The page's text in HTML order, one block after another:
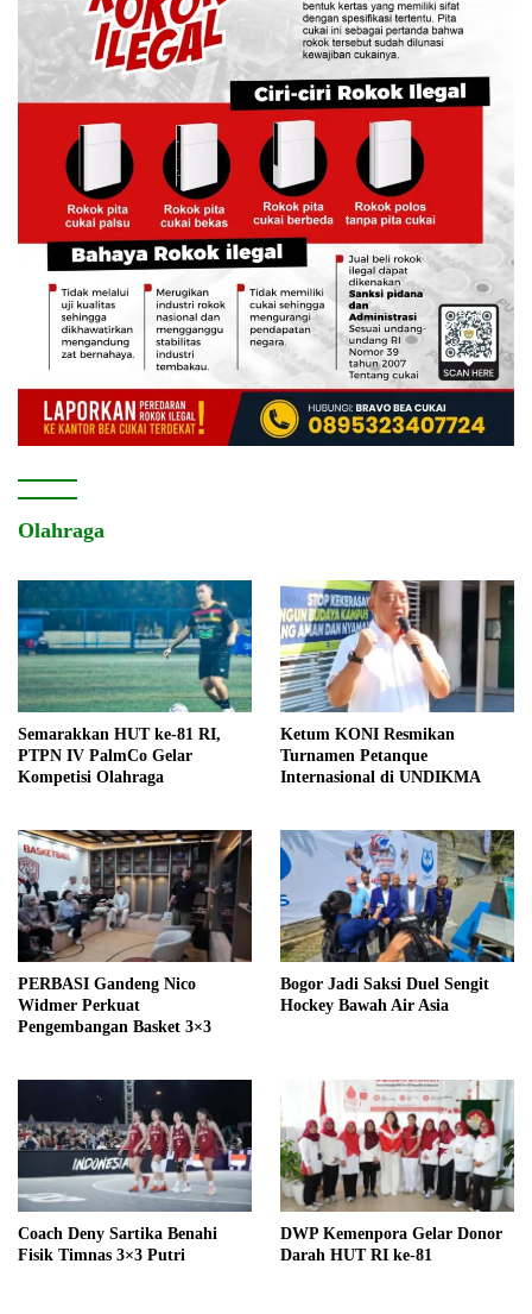
Olahraga
Semarakkan HUT ke-81 RI,
PTPN IV PalmCo Gelar
Kompetisi Olahraga
Ketum KONI Resmikan
Turnamen Petanque
Internasional di UNDIKMA
PERBASI Gandeng Nico
Widmer Perkuat
Pengembangan Basket 3×3
Bogor Jadi Saksi Duel Sengit
Hockey Bawah Air Asia
Coach Deny Sartika Benahi
Fisik Timnas 3×3 Putri
DWP Kemenpora Gelar Donor
Darah HUT RI ke-81